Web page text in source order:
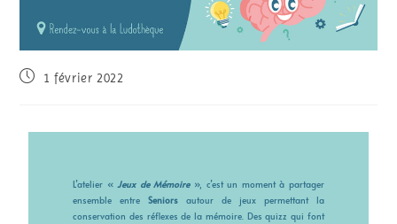
1 février 2022
L’atelier «Jeux de Mémoire», c’est un moment à partager
ensemble entreSeniors autour de jeux permettant la
conservation des réflexes de la mémoire. Des quizz qui font